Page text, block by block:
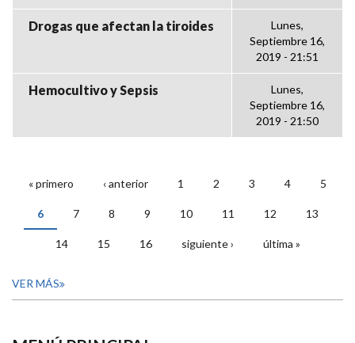
Drogas que afectan la tiroides
Lunes,
Septiembre 16,
2019 - 21:51
Hemocultivo y Sepsis
Lunes,
Septiembre 16,
2019 - 21:50
PÁGINAS
« primero ‹ anterior 1 2 3 4 5
6 7 8 9 10 11 12 13
14 15 16 siguiente › última »
VER MÁS